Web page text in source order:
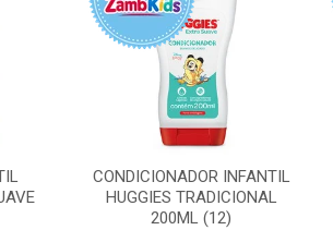
CONDICIONADOR INFANTIL
HUGGIES TRADICIONAL
200ML (12)